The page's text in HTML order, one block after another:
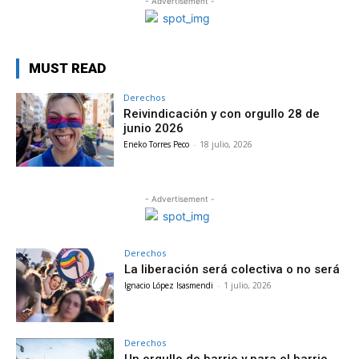
MUST READ
Derechos
Reivindicación y con orgullo 28 de
junio 2026
Eneko Torres Peco - 18 julio, 2026
- Advertisement -
Derechos
La liberación será colectiva o no será
Ignacio López Isasmendi - 1 julio, 2026
Derechos